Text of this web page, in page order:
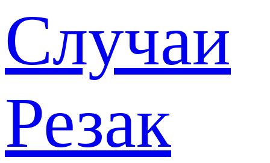
Случаи
Резак